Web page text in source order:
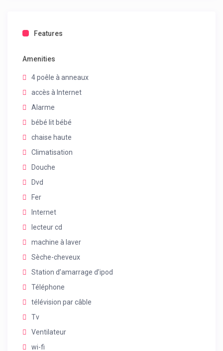
Features
Amenities
4 poêle à anneaux
accès à Internet
Alarme
bébé lit bébé
chaise haute
Climatisation
Douche
Dvd
Fer
Internet
lecteur cd
machine à laver
Sèche-cheveux
Station d’amarrage d’ipod
Téléphone
télévision par câble
Tv
Ventilateur
wi-fi